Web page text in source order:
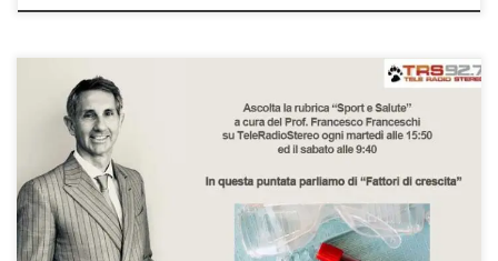
Fattori di crescita Rubrica “Sport e Salute” – TeleRadioStereo 92,7
– 6 aprile 2021 In questa puntata abbiamo trattato il tema dei
fattori di crescita, cosa sono, a cosa servono e quando sono
consigliati. Se avete perso la puntata, potete riascoltarla qui. Buon
ascolto! L’altra volta abbiamo fatto una deviazione […]